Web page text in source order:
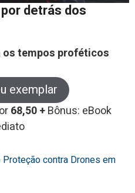
detrás dos
os tempos proféticos
exemplar
68,50 +Bônus: eBook
contra Drones em